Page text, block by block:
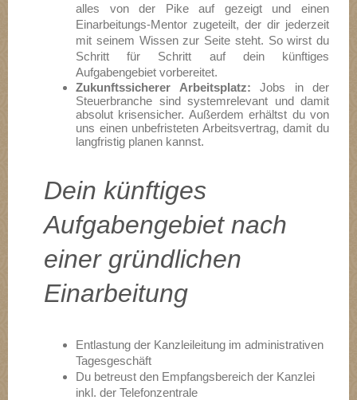
alles von der Pike auf gezeigt und einen
Einarbeitungs-Mentor zugeteilt, der dir jederzeit
mit seinem Wissen zur Seite steht. So wirst du
Schritt für Schritt auf dein künftiges
Aufgabengebiet vorbereitet.
Zukunftssicherer Arbeitsplatz: Jobs in der
Steuerbranche sind systemrelevant und damit
absolut krisensicher. Außerdem erhältst du von
uns einen unbefristeten Arbeitsvertrag, damit du
langfristig planen kannst.
Dein künftiges
Aufgabengebiet nach
einer gründlichen
Einarbeitung
Entlastung der Kanzleileitung im administrativen
Tagesgeschäft
Du betreust den Empfangsbereich der Kanzlei
inkl. der Telefonzentrale